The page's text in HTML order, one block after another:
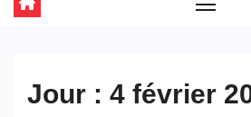
Jour : 4 février